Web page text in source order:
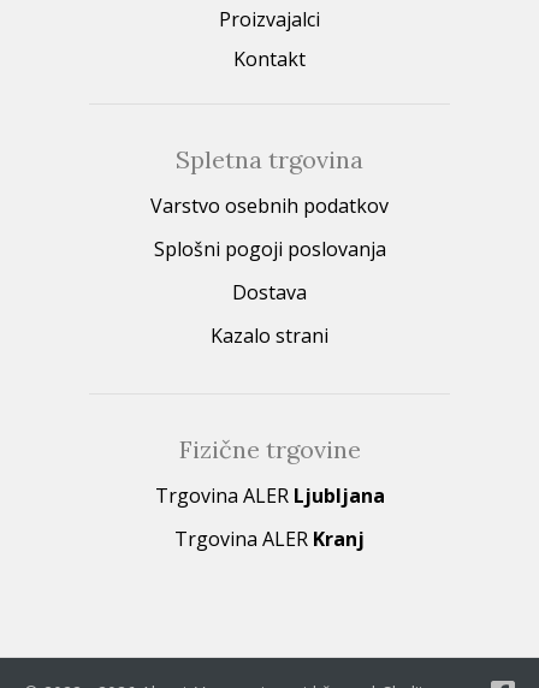
Proizvajalci
Kontakt
Spletna trgovina
Varstvo osebnih podatkov
Splošni pogoji poslovanja
Dostava
Kazalo strani
Fizične trgovine
Trgovina ALER Ljubljana
Trgovina ALER Kranj